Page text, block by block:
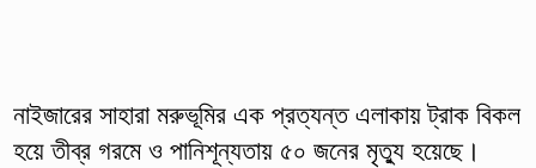
নাইজারের সাহারা মরুভূমির এক প্রত্যন্ত এলাকায় ট্রাক বিকল
হয়ে তীব্র গরমে ও পানিশূন্যতায় ৫০ জনের মৃত্যু হয়েছে।